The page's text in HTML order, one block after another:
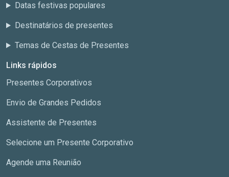
Datas festivas populares
Destinatários de presentes
Temas de Cestas de Presentes
Links rápidos
Presentes Corporativos
Envio de Grandes Pedidos
Assistente de Presentes
Selecione um Presente Corporativo
Agende uma Reunião